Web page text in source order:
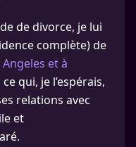
de divorce, je lui
complète) de
Angeles et à
qui, je l’espérais,
relations avec
et